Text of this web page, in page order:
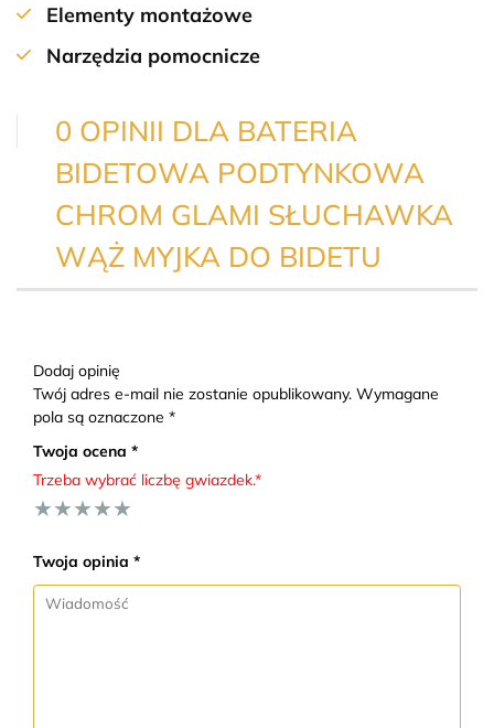
Elementy montażowe
Narzędzia pomocnicze
0 OPINII DLA BATERIA
BIDETOWA PODTYNKOWA
CHROM GLAMI SŁUCHAWKA
WĄŻ MYJKA DO BIDETU
Dodaj opinię
Twój adres e-mail nie zostanie opublikowany. Wymagane
pola są oznaczone *
Twoja ocena *
Trzeba wybrać liczbę gwiazdek.*
★
★
★
★
★
Twoja opinia *